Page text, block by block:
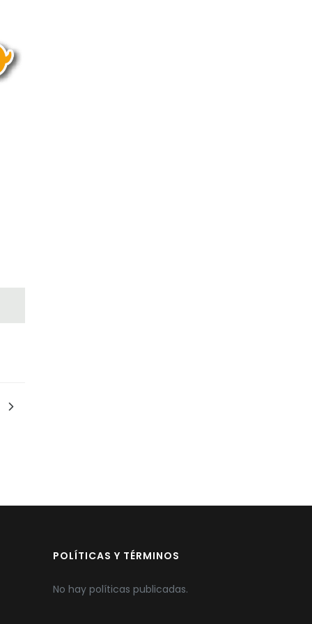
POLÍTICAS Y TÉRMINOS
No hay políticas publicadas.